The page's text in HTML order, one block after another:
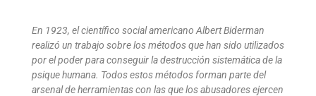
En 1923, el científico social americano Albert Biderman
realizó un trabajo sobre los métodos que han sido utilizados
por el poder para conseguir la destrucción sistemática de la
psique humana. Todos estos métodos forman parte del
arsenal de herramientas con las que los abusadores ejercen